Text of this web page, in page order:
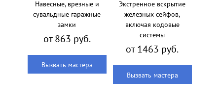
Навесные, врезные и
сувальдные гаражные
замки
от 863 руб.
Вызвать мастера
Экстренное вскрытие
железных сейфов,
включая кодовые
системы
от 1463 руб.
Вызвать мастера